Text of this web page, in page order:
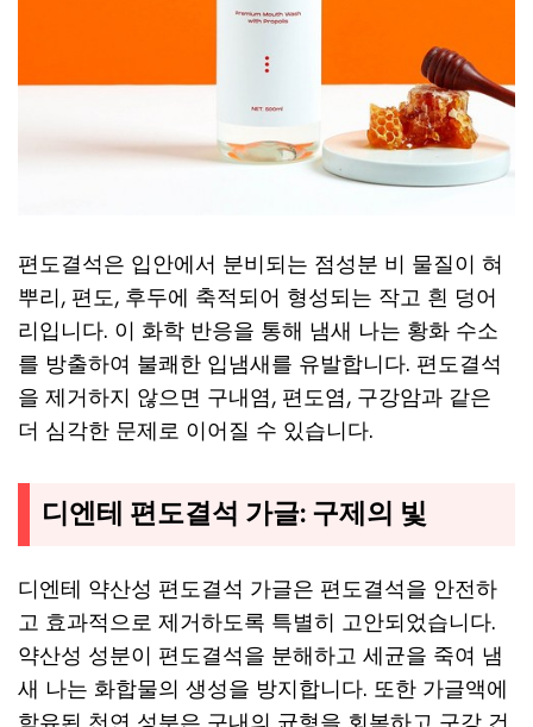
편도결석은 입안에서 분비되는 점성분 비 물질이 혀
뿌리, 편도, 후두에 축적되어 형성되는 작고 흰 덩어
리입니다. 이 화학 반응을 통해 냄새 나는 황화 수소
를 방출하여 불쾌한 입냄새를 유발합니다. 편도결석
을 제거하지 않으면 구내염, 편도염, 구강암과 같은
더 심각한 문제로 이어질 수 있습니다.
디엔테 편도결석 가글: 구제의 빛
디엔테 약산성 편도결석 가글은 편도결석을 안전하
고 효과적으로 제거하도록 특별히 고안되었습니다.
약산성 성분이 편도결석을 분해하고 세균을 죽여 냄
새 나는 화합물의 생성을 방지합니다. 또한 가글액에